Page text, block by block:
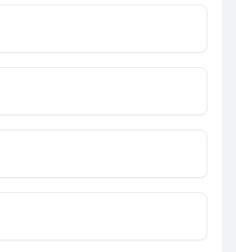
هل يمكنني جمع كود